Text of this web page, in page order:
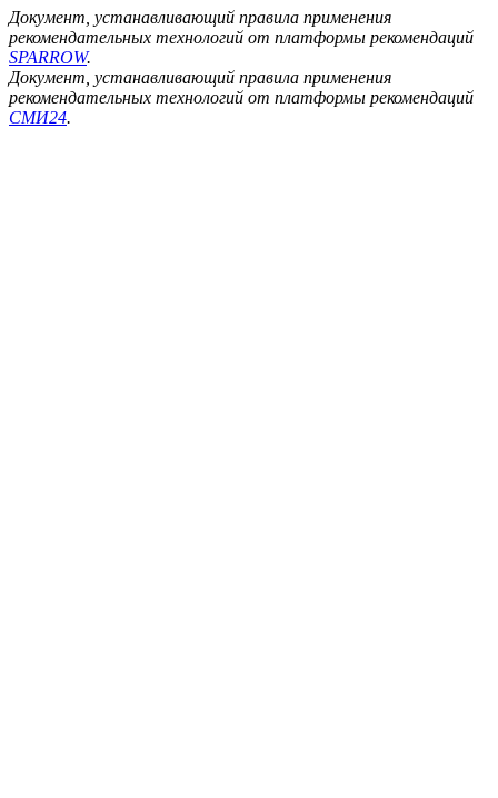
Документ, устанавливающий правила применения
рекомендательных технологий от платформы рекомендаций
SPARROW.
Документ, устанавливающий правила применения
рекомендательных технологий от платформы рекомендаций
СМИ24.